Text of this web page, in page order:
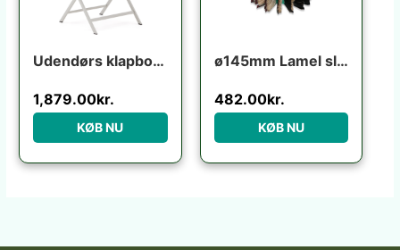
Udendørs klapbord Kave Home Torreta foldbart hvid aluminium 70×70 cm terrassebord til 4 personer
1,879.00kr.
KØB NU
ø145mm Lamel slibebørste til boremaskine
482.00kr.
KØB NU